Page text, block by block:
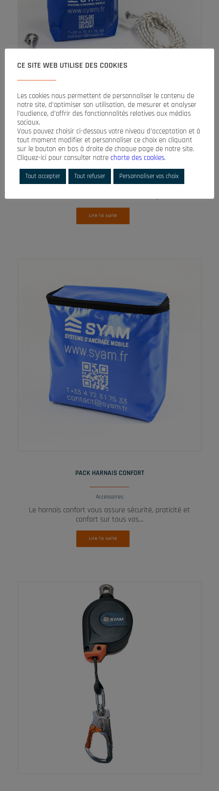
LIRE LA SUITE
KIT PROTECT SH
Accessoires
Pour ceux qui ont déjà un harnais !
Le Kit Protect SH est la solution complète…
Lire la suite
PACK HARNAIS CONFORT
Accessoires
Le harnais confort vous assure sécurité, praticité et
confort sur tous vos…
Lire la suite
CE SITE WEB UTILISE DES COOKIES
Les cookies nous permettent de personnaliser le contenu de
notre site, d’optimiser son utilisation, de mesurer et analyser
l’audience, d’offrir des fonctionnalités relatives aux médias
sociaux.
Vous pouvez choisir ci-dessous votre niveau d’acceptation et à
tout moment modifier et personnaliser ce choix en cliquant
sur le bouton en bas à droite de chaque page de notre site.
Cliquez-ici pour consulter notre charte des cookies.
Tout accepter Tout refuser Personnaliser vos choix